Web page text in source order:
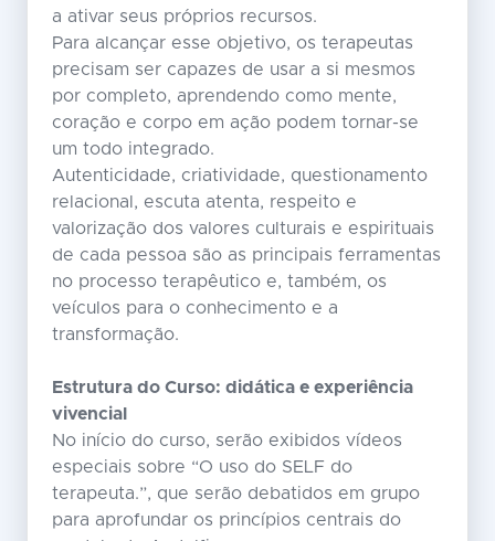
a ativar seus próprios recursos.
Para alcançar esse objetivo, os terapeutas
precisam ser capazes de usar a si mesmos
por completo, aprendendo como mente,
coração e corpo em ação podem tornar-se
um todo integrado.
Autenticidade, criatividade, questionamento
relacional, escuta atenta, respeito e
valorização dos valores culturais e espirituais
de cada pessoa são as principais ferramentas
no processo terapêutico e, também, os
veículos para o conhecimento e a
transformação.
Estrutura do Curso: didática e experiência
vivencial
No início do curso, serão exibidos vídeos
especiais sobre “O uso do SELF do
terapeuta.”, que serão debatidos em grupo
para aprofundar os princípios centrais do